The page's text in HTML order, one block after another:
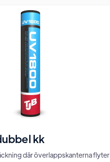
kk
där överlappskanterna flyter